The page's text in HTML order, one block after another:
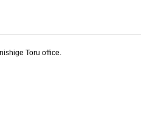
Toru office.